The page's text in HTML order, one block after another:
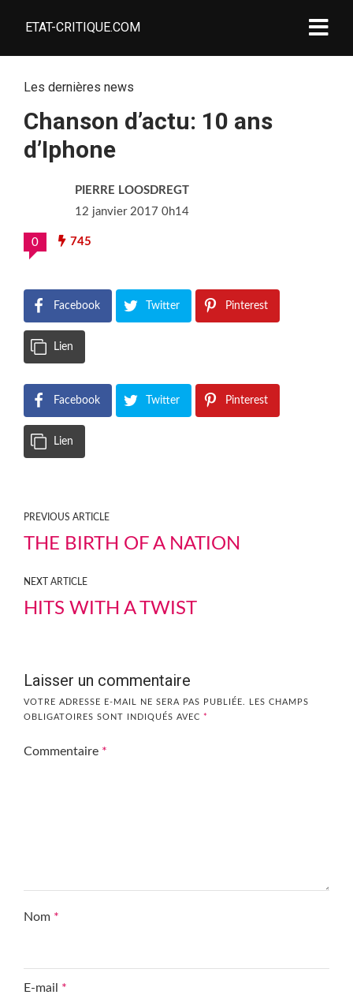
ETAT-CRITIQUE.COM
Les dernières news
Chanson d’actu: 10 ans
d’Iphone
PIERRE LOOSDREGT
12 janvier 2017 0h14
0 745
Facebook Twitter Pinterest
Lien
Facebook Twitter Pinterest
Lien
PREVIOUS ARTICLE
THE BIRTH OF A NATION
NEXT ARTICLE
HITS WITH A TWIST
Laisser un commentaire
VOTRE ADRESSE E-MAIL NE SERA PAS PUBLIÉE.
LES CHAMPS
OBLIGATOIRES SONT INDIQUÉS AVEC *
Commentaire *
Nom *
E-mail *